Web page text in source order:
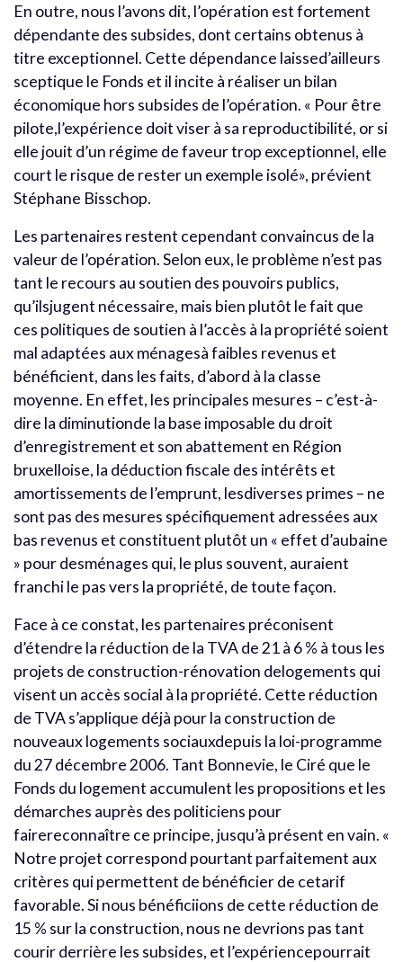
En outre, nous l’avons dit, l’opération est fortement
dépendante des subsides, dont certains obtenus à
titre exceptionnel. Cette dépendance laissed’ailleurs
sceptique le Fonds et il incite à réaliser un bilan
économique hors subsides de l’opération. « Pour être
pilote,l’expérience doit viser à sa reproductibilité, or si
elle jouit d’un régime de faveur trop exceptionnel, elle
court le risque de rester un exemple isolé», prévient
Stéphane Bisschop.
Les partenaires restent cependant convaincus de la
valeur de l’opération. Selon eux, le problème n’est pas
tant le recours au soutien des pouvoirs publics,
qu’ilsjugent nécessaire, mais bien plutôt le fait que
ces politiques de soutien à l’accès à la propriété soient
mal adaptées aux ménagesà faibles revenus et
bénéficient, dans les faits, d’abord à la classe
moyenne. En effet, les principales mesures – c’est-à-
dire la diminutionde la base imposable du droit
d’enregistrement et son abattement en Région
bruxelloise, la déduction fiscale des intérêts et
amortissements de l’emprunt, lesdiverses primes – ne
sont pas des mesures spécifiquement adressées aux
bas revenus et constituent plutôt un « effet d’aubaine
» pour desménages qui, le plus souvent, auraient
franchi le pas vers la propriété, de toute façon.
Face à ce constat, les partenaires préconisent
d’étendre la réduction de la TVA de 21 à 6 % à tous les
projets de construction-rénovation delogements qui
visent un accès social à la propriété. Cette réduction
de TVA s’applique déjà pour la construction de
nouveaux logements sociauxdepuis la loi-programme
du 27 décembre 2006. Tant Bonnevie, le Ciré que le
Fonds du logement accumulent les propositions et les
démarches auprès des politiciens pour
fairereconnaître ce principe, jusqu’à présent en vain. «
Notre projet correspond pourtant parfaitement aux
critères qui permettent de bénéficier de cetarif
favorable. Si nous bénéficiions de cette réduction de
15 % sur la construction, nous ne devrions pas tant
courir derrière les subsides, et l’expériencepourrait